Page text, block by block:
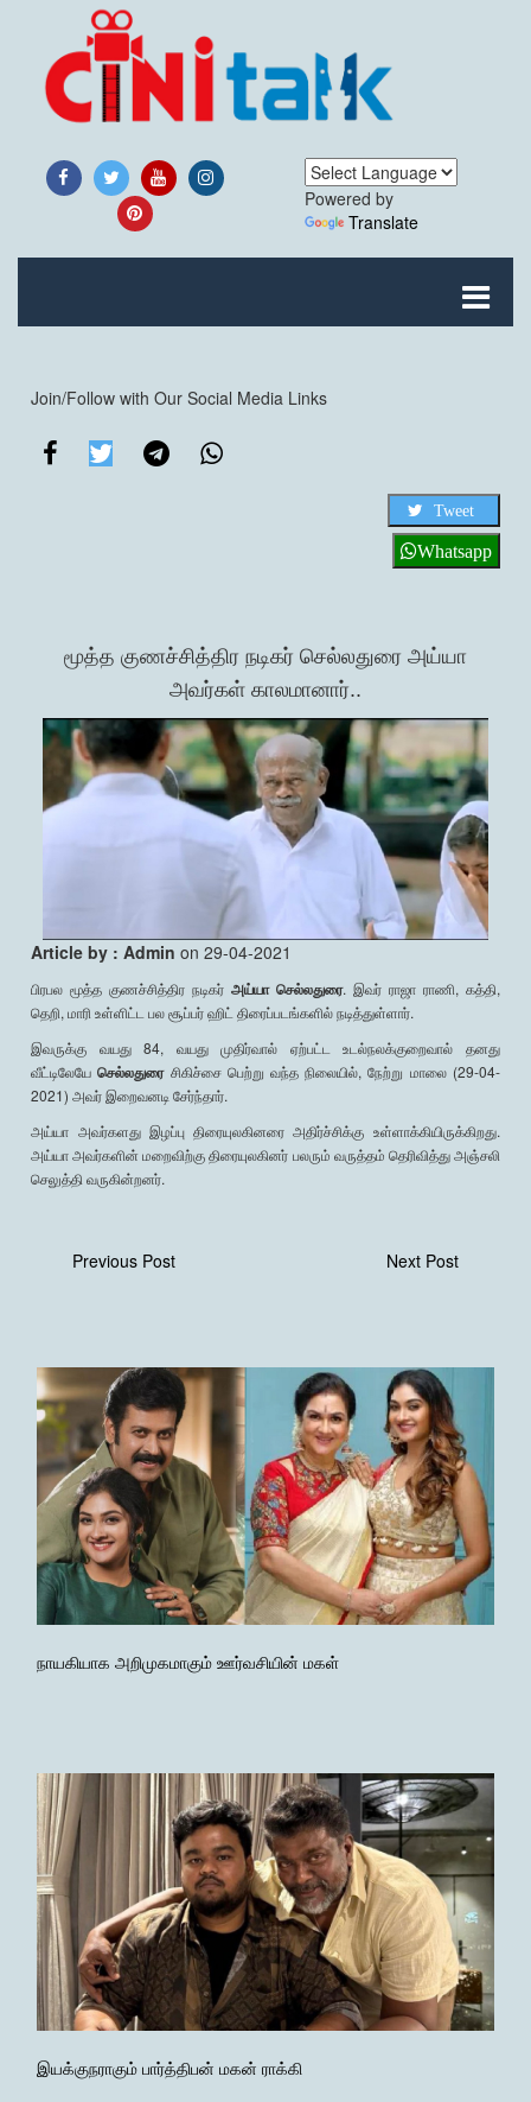
Powered by
Translate
Join/Follow with Our Social Media Links
Tweet
Whatsapp
மூத்த குணச்சித்திர நடிகர் செல்லதுரை அய்யா
அவர்கள் காலமானார்..
Article by : Admin on 29-04-2021
பிரபல மூத்த குணச்சித்திர நடிகர்அய்யா செல்லதுரை. இவர் ராஜா ராணி, கத்தி,
தெறி, மாரி உள்ளிட்ட பல சூப்பர் ஹிட் திரைப்படங்களில் நடித்துள்ளார்.
இவருக்கு வயது 84, வயது முதிர்வால் ஏற்பட்ட உடல்நலக்குறைவால் தனது
வீட்டிலேயே செல்லதுரைசிகிச்சை பெற்று வந்த நிலையில், நேற்று மாலை (29-04-
2021) அவர் இறைவனடி சேர்ந்தார்.
அய்யா அவர்களது இழப்பு திரையுலகினரை அதிர்ச்சிக்கு உள்ளாக்கியிருக்கிறது.
அய்யா அவர்களின் மறைவிற்கு திரையுலகினர் பலரும் வருத்தம் தெரிவித்து அஞ்சலி
செலுத்தி வருகின்றனர்.
Previous Post Next Post
நாயகியாக அறிமுகமாகும் ஊர்வசியின் மகள்
இயக்குநராகும் பார்த்திபன் மகன் ராக்கி